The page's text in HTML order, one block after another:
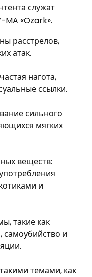
служат
MA «Ozark».
расстрелов,
атак.
нагота,
ссылки.
сильного
мягких
веществ:
и
такие как
самоубийство и
темами, как